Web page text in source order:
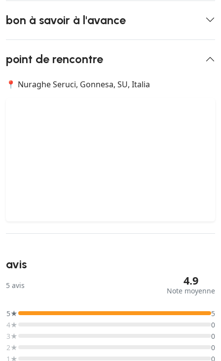
bon à savoir à l'avance
point de rencontre
📍 Nuraghe Seruci, Gonnesa, SU, Italia
avis
5 avis 4.9
Note moyenne
5★
5
4★
0
3★
0
2★
0
1★
0